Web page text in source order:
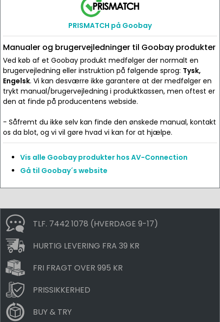
PRISMATCH på Goobay
Manualer og brugervejledninger til Goobay produkter
Ved køb af et Goobay produkt medfølger der normalt en
brugervejledning eller instruktion på følgende sprog: Tysk,
Engelsk. Vi kan desværre ikke garantere at der medfølger en
trykt manual/brugervejledning i produktkassen, men oftest er
den at finde på producentens webside.
- Såfremt du ikke selv kan finde den ønskede manual, kontakt
os da blot, og vi vil gøre hvad vi kan for at hjælpe.
Vis alle Goobay produkter hos AV-Connection
Gå til Goobay´s website
TLF. 7442 1078 (HVERDAGE 9-17)
HURTIG LEVERING FRA 39 KR
FRI FRAGT OVER 995 KR
PRISSIKKERHED
BUY & TRY